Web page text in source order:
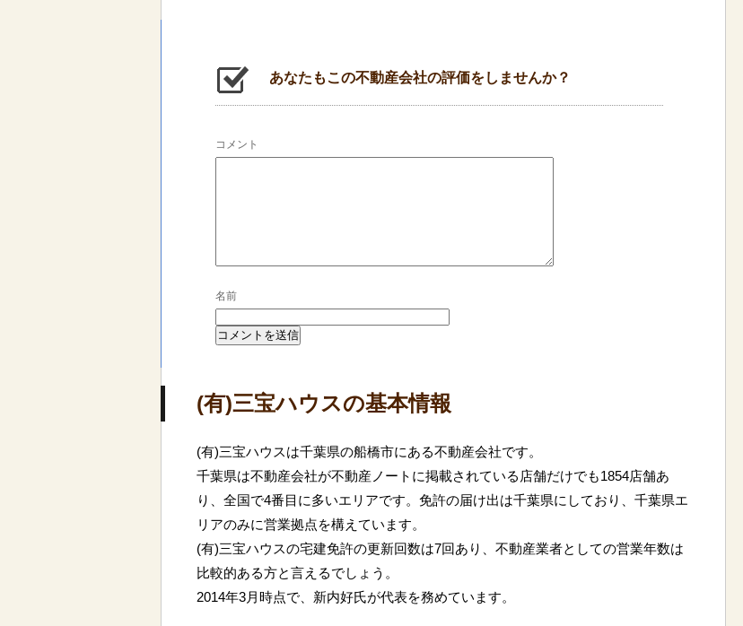
あなたもこの不動産会社の評価をしませんか？
コメント
名前
(有)三宝ハウスの基本情報
(有)三宝ハウスは千葉県の船橋市にある不動産会社です。
千葉県は不動産会社が不動産ノートに掲載されている店舗だけでも1854店舗あ
り、全国で4番目に多いエリアです。免許の届け出は千葉県にしており、千葉県エ
リアのみに営業拠点を構えています。
(有)三宝ハウスの宅建免許の更新回数は7回あり、不動産業者としての営業年数は
比較的ある方と言えるでしょう。
2014年3月時点で、新内好氏が代表を務めています。